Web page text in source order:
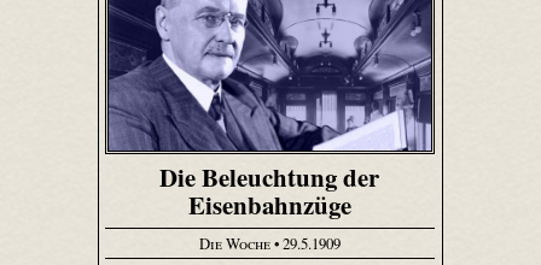
Die Beleuchtung der
Eisenbahnzüge
Die Woche• 29.5.1909